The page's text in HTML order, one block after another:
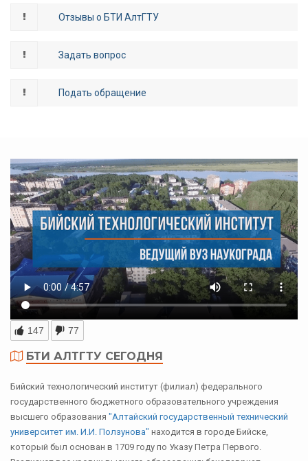
Отзывы о БТИ АлтГТУ
Задать вопрос
Подать обращение
147 77
БТИ АЛТГТУ СЕГОДНЯ
Бийский технологический институт (филиал) федерального
государственного бюджетного образовательного учреждения
высшего образования "Алтайский государственный технический
университет им. И.И. Ползунова" находится в городе Бийске,
который был основан в 1709 году по Указу Петра Первого.